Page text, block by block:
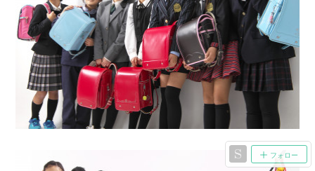
フォロー